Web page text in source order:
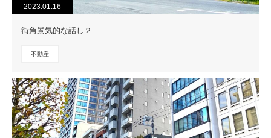
2023.01.16
街角景気的な話し２
不動産